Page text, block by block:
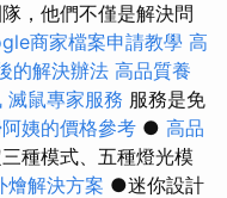
，他們不僅是解決問
商家檔案申請教學 高
的解決辦法 高品質養
滅鼠專家服務 服務是免
姨的價格參考 ● 高品
種模式、五種燈光模
燴解決方案 ●迷你設計